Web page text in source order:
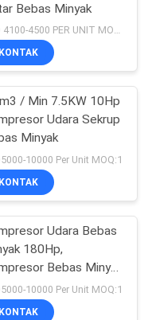
38
Bebas Minyak
USD 4100-4500 PER UNIT MOQ:1
KONTAK
/ Min 7.5KW 10Hp
Udara Sekrup
Minyak
10000 Per Unit MOQ:1
KONTAK
Udara Bebas
180Hp,
Bebas Minyak
10000 Per Unit MOQ:1
KONTAK